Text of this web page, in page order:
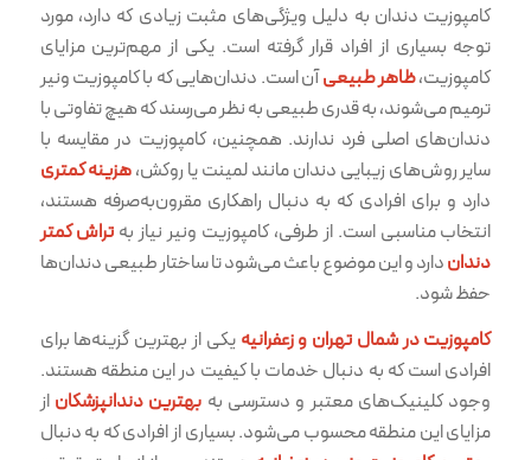
کامپوزیت دندان به دلیل ویژگی‌های مثبت زیادی که دارد، مورد
توجه بسیاری از افراد قرار گرفته است. یکی از مهم‌ترین مزایای
کامپوزیت،ظاهر طبیعیآن است. دندان‌هایی که با کامپوزیت ونیر
ترمیم می‌شوند، به قدری طبیعی به نظر می‌رسند که هیچ تفاوتی با
دندان‌های اصلی فرد ندارند. همچنین، کامپوزیت در مقایسه با
سایر روش‌های زیبایی دندان مانند لمینت یا روکش،هزینه کمتری
دارد و برای افرادی که به دنبال راهکاری مقرون‌به‌صرفه هستند،
انتخاب مناسبی است. از طرفی، کامپوزیت ونیر نیاز به تراش کمتر
دنداندارد و این موضوع باعث می‌شود تا ساختار طبیعی دندان‌ها
حفظ شود.
کامپوزیت در شمال تهران و زعفرانیه یکی از بهترین گزینه‌ها برای
افرادی است که به دنبال خدمات با کیفیت در این منطقه هستند.
وجود کلینیک‌های معتبر و دسترسی به بهترین دندانپزشکان از
مزایای این منطقه محسوب می‌شود. بسیاری از افرادی که به دنبال